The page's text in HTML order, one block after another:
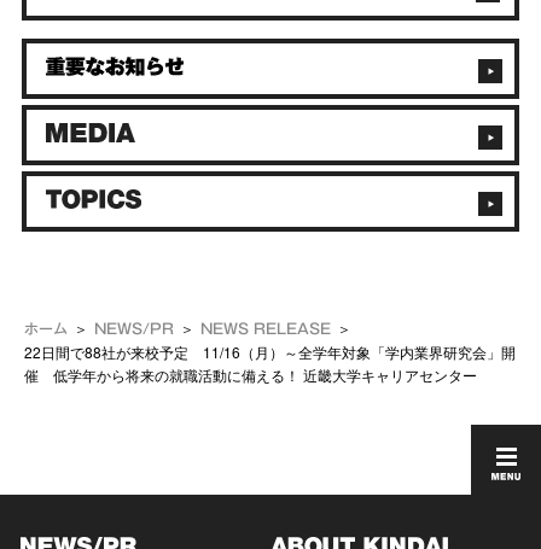
ホーム NEWS/PR NEWS RELEASE
22日間で88社が来校予定 11/16（月）～全学年対象「学内業界研究会」開
催 低学年から将来の就職活動に備える！ 近畿大学キャリアセンター